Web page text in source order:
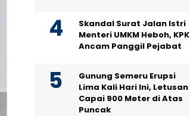
Skandal Surat Jalan Istri
Menteri UMKM Heboh, KPK
Ancam Panggil Pejabat
Gunung Semeru Erupsi
Lima Kali Hari Ini, Letusan
Capai 900 Meter di Atas
Puncak